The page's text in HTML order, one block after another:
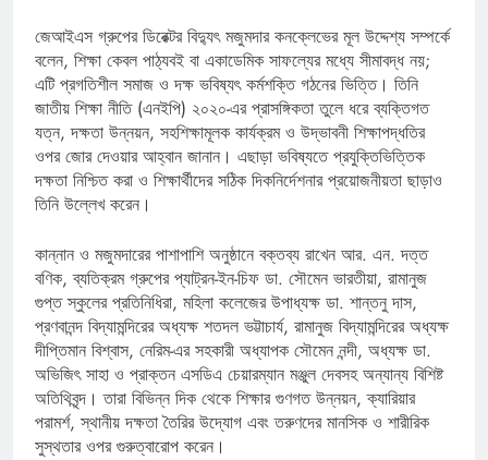
জেআইএস গ্রুপের ডিরেক্টর বিদ্যুৎ মজুমদার কনক্লেভের মূল উদ্দেশ্য সম্পর্কে
বলেন, শিক্ষা কেবল পাঠ্যবই বা একাডেমিক সাফল্যের মধ্যে সীমাবদ্ধ নয়;
এটি প্রগতিশীল সমাজ ও দক্ষ ভবিষ্যৎ কর্মশক্তি গঠনের ভিত্তি। তিনি
জাতীয় শিক্ষা নীতি (এনইপি) ২০২০-এর প্রাসঙ্গিকতা তুলে ধরে ব্যক্তিগত
যত্ন, দক্ষতা উন্নয়ন, সহশিক্ষামূলক কার্যক্রম ও উদ্ভাবনী শিক্ষাপদ্ধতির
ওপর জোর দেওয়ার আহ্বান জানান। এছাড়া ভবিষ্যতে প্রযুক্তিভিত্তিক
দক্ষতা নিশ্চিত করা ও শিক্ষার্থীদের সঠিক দিকনির্দেশনার প্রয়োজনীয়তা ছাড়াও
তিনি উল্লেখ করেন।
কান্নান ও মজুমদারের পাশাপাশি অনুষ্ঠানে বক্তব্য রাখেন আর. এন. দত্ত
বণিক, ব্যতিক্রম গ্রুপের প্যাট্রন-ইন-চিফ ডা. সৌমেন ভারতীয়া, রামানুজ
গুপ্ত স্কুলের প্রতিনিধিরা, মহিলা কলেজের উপাধ্যক্ষ ডা. শান্তনু দাস,
প্রণবানন্দ বিদ্যামন্দিরের অধ্যক্ষ শতদল ভট্টাচার্য, রামানুজ বিদ্যামন্দিরের অধ্যক্ষ
দীপ্তিমান বিশ্বাস, নেরিম-এর সহকারী অধ্যাপক সৌমেন নন্দী, অধ্যক্ষ ডা.
অভিজিৎ সাহা ও প্রাক্তন এসডিএ চেয়ারম্যান মঞ্জুল দেবসহ অন্যান্য বিশিষ্ট
অতিথিবৃন্দ। তারা বিভিন্ন দিক থেকে শিক্ষার গুণগত উন্নয়ন, ক্যারিয়ার
পরামর্শ, স্থানীয় দক্ষতা তৈরির উদ্যোগ এবং তরুণদের মানসিক ও শারীরিক
সুস্থতার ওপর গুরুত্বারোপ করেন।